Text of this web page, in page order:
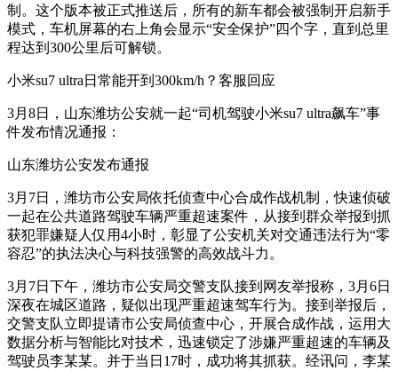
制。这个版本被正式推送后，所有的新车都会被强制开启新手
模式，车机屏幕的右上角会显示“安全保护”四个字，直到总里
程达到300公里后可解锁。
小米su7 ultra日常能开到300km/h？客服回应
3月8日，山东潍坊公安就一起“司机驾驶小米su7 ultra飙车”事
件发布情况通报：
山东潍坊公安发布通报
3月7日，潍坊市公安局依托侦查中心合成作战机制，快速侦破
一起在公共道路驾驶车辆严重超速案件，从接到群众举报到抓
获犯罪嫌疑人仅用4小时，彰显了公安机关对交通违法行为“零
容忍”的执法决心与科技强警的高效战斗力。
3月7日下午，潍坊市公安局交警支队接到网友举报称，3月6日
深夜在城区道路，疑似出现严重超速驾车行为。接到举报后，
交警支队立即提请市公安局侦查中心，开展合成作战，运用大
数据分析与智能比对技术，迅速锁定了涉嫌严重超速的车辆及
驾驶员李某某。并于当日17时，成功将其抓获。经讯问，李某